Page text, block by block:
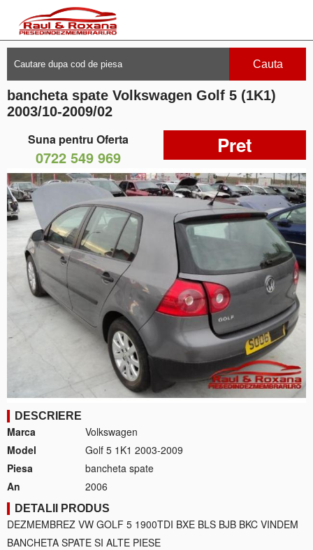
Cauta
bancheta spate Volkswagen Golf 5 (1K1)
2003/10-2009/02
Suna pentru Oferta
0722 549 969 Pret
DESCRIERE
Marca
Volkswagen
Model
Golf 5 1K1 2003-2009
Piesa
bancheta spate
An
2006
DETALII PRODUS
DEZMEMBREZ VW GOLF 5 1900TDI BXE BLS BJB BKC VINDEM
BANCHETA SPATE SI ALTE PIESE